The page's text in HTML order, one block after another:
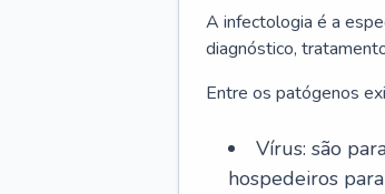
A infectologia é a
diagnóstico,
Entre os patógenos
Vírus: são
hospedeiros